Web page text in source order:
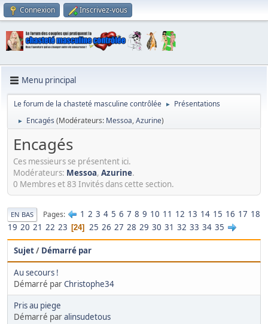
Connexion Inscrivez-vous
Menu principal
Le forum de la chasteté masculine contrôlée ► Présentations
► Encagés (Modérateurs: Messoa,Azurine)
Encagés
Ces messieurs se présentent ici.
Modérateurs: Messoa, Azurine.
0 Membres et 83 Invités dans cette section.
EN BAS Pages 1 2 3 4 5 6 7 8 9 10 11 12 13 14 15 16 17 18
19 20 21 22 23 24 25 26 27 28 29 30 31 32 33 34 35
Sujet/ Démarré par
Au secours !
Démarré parChristophe34
Pris au piege
Démarré paralinsudetous